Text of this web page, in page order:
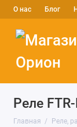
О нас Блог
Электронные
Реле
Главная Реле,